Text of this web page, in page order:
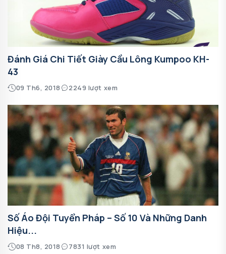
Đánh Giá Chi Tiết Giày Cầu Lông Kumpoo KH-
43
09 Th6, 2018 2249 lượt xem
Số Áo Đội Tuyển Pháp – Số 10 Và Những Danh
Hiệu...
08 Th8, 2018 7831 lượt xem